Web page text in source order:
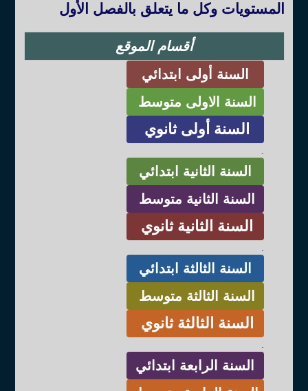
المستويات وكل ما يتعلق بالفصل الأول
أقسام الموقع
السنة أولى ابتدائي
السنة الاولى متوسط
السنة أولى ثانوي
السنة الثانية ابتدائي
السنة الثانية متوسط
السنة الثانية ثانوي
السنة الثالثة ابتدائي
السنة الثالثة متوسط
السنة الثالثة ثانوي
السنة الرابعة ابتدائي